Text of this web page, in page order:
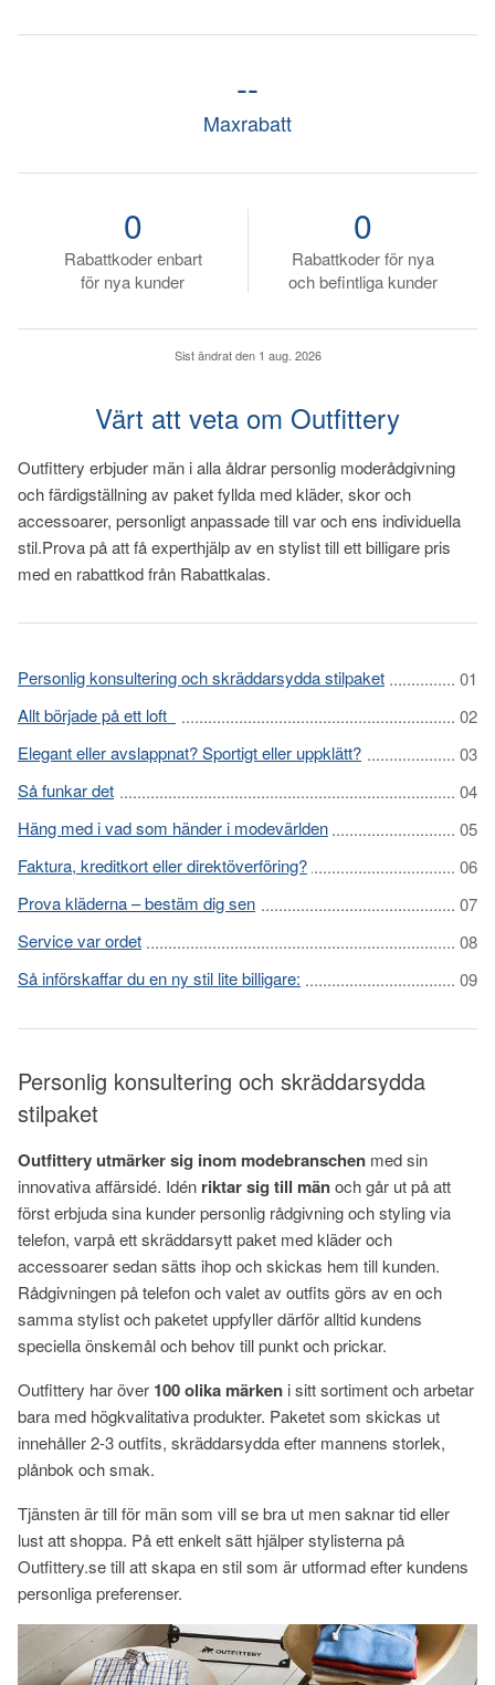
Maxrabatt
--
Rabattkoder enbart
för nya kunder
0
Rabattkoder för nya
och befintliga kunder
0
Sist ändrat den 1 aug. 2026
Värt att veta om Outfittery
Outfittery erbjuder män i alla åldrar personlig moderådgivning
och färdigställning av paket fyllda med kläder, skor och
accessoarer, personligt anpassade till var och ens individuella
stil.Prova på att få experthjälp av en stylist till ett billigare pris
med en rabattkod från Rabattkalas.
Personlig konsultering och skräddarsydda stilpaket
Allt började på ett loft
Elegant eller avslappnat? Sportigt eller uppklätt?
Så funkar det
Häng med i vad som händer i modevärlden
Faktura, kreditkort eller direktöverföring?
Prova kläderna – bestäm dig sen
Service var ordet
Så införskaffar du en ny stil lite billigare:
Personlig konsultering och skräddarsydda
stilpaket
Outfittery utmärker sig inom modebranschen med sin
innovativa affärsidé. Idén riktar sig till mänoch går ut på att
först erbjuda sina kunder personlig rådgivning och styling via
telefon, varpå ett skräddarsytt paket med kläder och
accessoarer sedan sätts ihop och skickas hem till kunden.
Rådgivningen på telefon och valet av outfits görs av en och
samma stylist och paketet uppfyller därför alltid kundens
speciella önskemål och behov till punkt och prickar.
Outfittery har över 100 olika märken i sitt sortiment och arbetar
bara med högkvalitativa produkter. Paketet som skickas ut
innehåller 2-3 outfits, skräddarsydda efter mannens storlek,
plånbok och smak.
Tjänsten är till för män som vill se bra ut men saknar tid eller
lust att shoppa. På ett enkelt sätt hjälper stylisterna på
Outfittery.se till att skapa en stil som är utformad efter kundens
personliga preferenser.